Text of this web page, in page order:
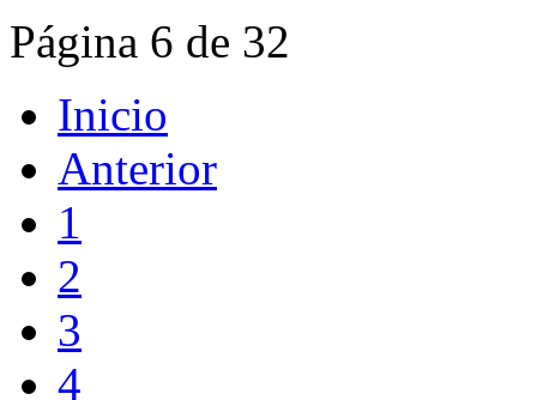
Página 6 de 32
Inicio
Anterior
1
2
3
4